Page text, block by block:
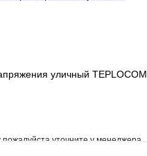
уличный TEPLOCOM
пожалуйста уточните у менеджера